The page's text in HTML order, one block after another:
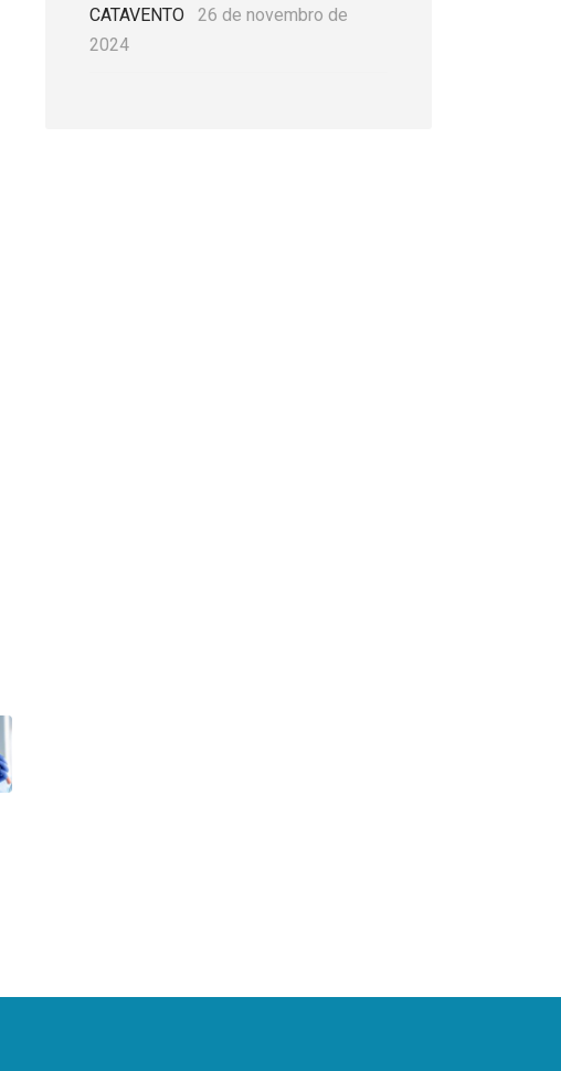
CATAVENTO
26 de novembro de
2024